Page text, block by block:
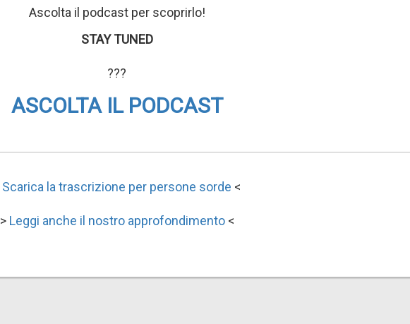
Ascolta il podcast per scoprirlo!
STAY TUNED
???
ASCOLTA IL PODCAST
Scarica la trascrizione per persone sorde <
> Leggi anche il nostro approfondimento<